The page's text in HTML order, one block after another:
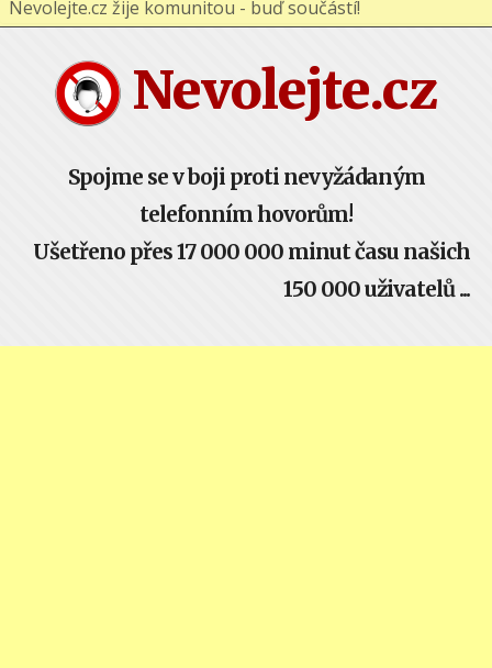
Nevolejte.cz
Spojme se v boji proti nevyžádaným
telefonním hovorům!
Ušetřeno přes 17 000 000 minut času našich
150 000 uživatelů ...
Nevolejte.cz žije komunitou - buď součástí!